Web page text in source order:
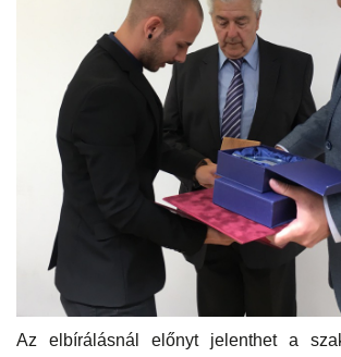
Az elbírálásnál előnyt jelenthet a